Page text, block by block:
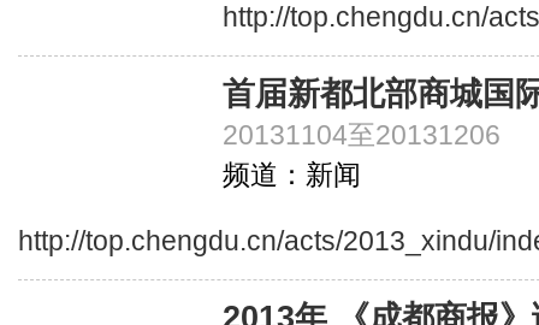
http://top.chengdu.cn/
首届新都北部商城国
20131104至20131206
频道：新闻
http://top.chengdu.cn/acts/2013_xindu/
2013年 《成都商报